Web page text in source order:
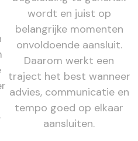
wordt en juist op
belangrijke momenten
onvoldoende aansluit.
Daarom werkt een
traject het best wanneer
advies, communicatie en
tempo goed op elkaar
aansluiten.